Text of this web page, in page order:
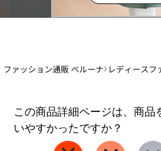
ファッション通販 ベルーナ レディースフ
この商品詳細ページは、商
いやすかったですか？
1
か